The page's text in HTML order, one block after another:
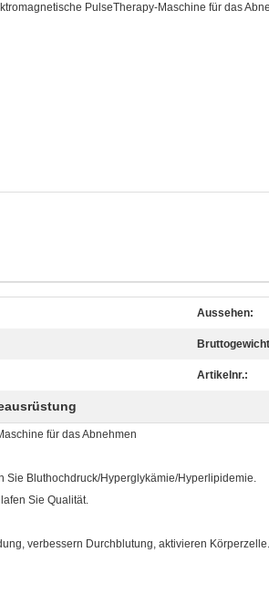
Aussehen:
Artikelnr.:
für das Abnehmen
Sie Bluthochdruck/Hyperglykämie/Hyperlipidemie.
Sie Qualität.
verbessern Durchblutung, aktivieren Körperzelle.